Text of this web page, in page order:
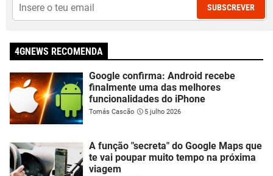
SUBSCREVER
4GNEWS RECOMENDA
Google confirma: Android recebe
finalmente uma das melhores
funcionalidades do iPhone
Tomás Cascão 5 julho 2026
A função "secreta" do Google Maps que
te vai poupar muito tempo na próxima
viagem